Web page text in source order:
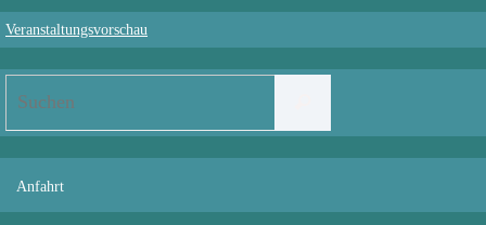
Veranstaltungsvorschau
Anfahrt